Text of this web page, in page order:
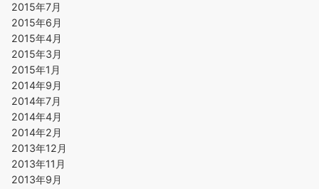
2015年7月
2015年6月
2015年4月
2015年3月
2015年1月
2014年9月
2014年7月
2014年4月
2014年2月
2013年12月
2013年11月
2013年9月